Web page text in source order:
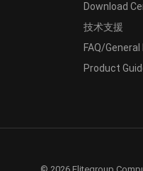
Download
技术支援
FAQ/General
Product